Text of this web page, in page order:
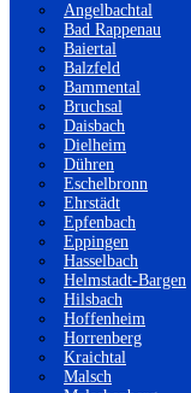
Angelbachtal
Bad Rappenau
Baiertal
Balzfeld
Bammental
Bruchsal
Daisbach
Dielheim
Dühren
Eschelbronn
Ehrstädt
Epfenbach
Eppingen
Hasselbach
Helmstadt-Bargen
Hilsbach
Hoffenheim
Horrenberg
Kraichtal
Malsch